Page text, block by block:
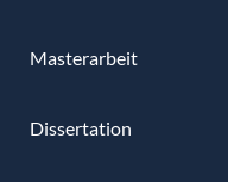
Masterarbeit
Dissertation